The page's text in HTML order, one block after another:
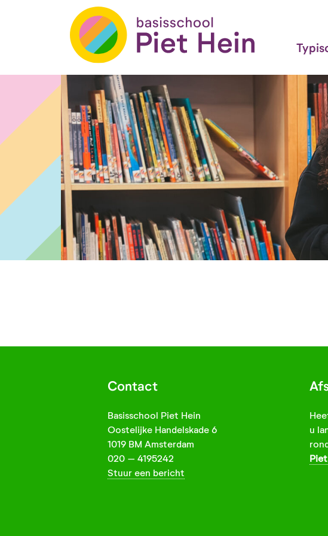
content
Contact
Basisschool Piet Hein
Oostelijke Handelskade 6
1019 BM Amsterdam
020 – 4195242
Stuur een bericht
u